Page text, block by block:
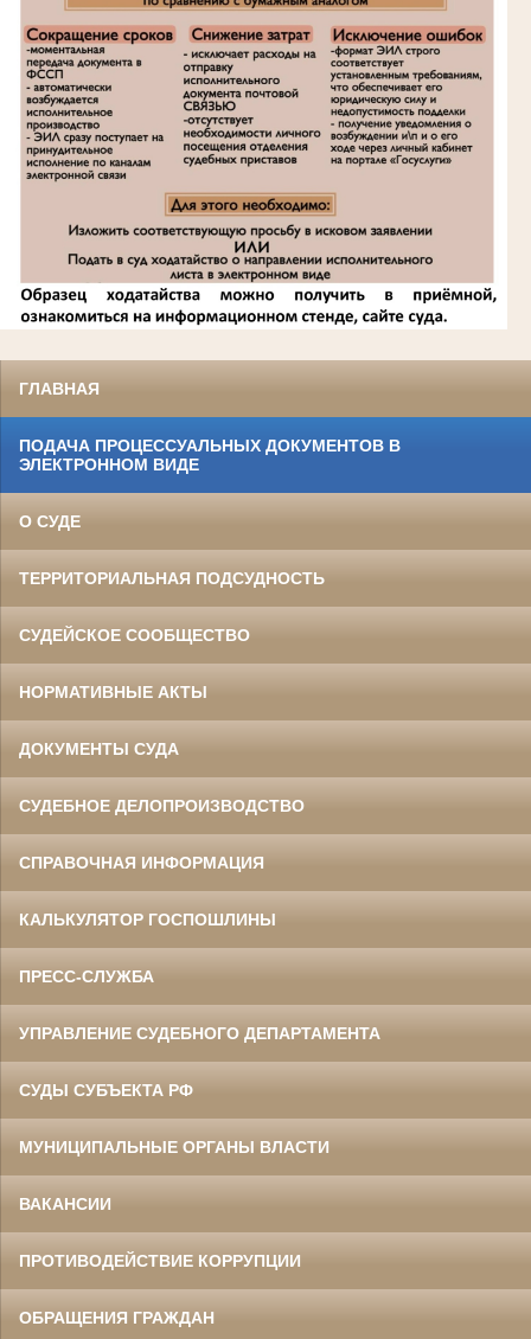
ГЛАВНАЯ
ПОДАЧА ПРОЦЕССУАЛЬНЫХ ДОКУМЕНТОВ В
ЭЛЕКТРОННОМ ВИДЕ
О СУДЕ
ТЕРРИТОРИАЛЬНАЯ ПОДСУДНОСТЬ
СУДЕЙСКОЕ СООБЩЕСТВО
НОРМАТИВНЫЕ АКТЫ
ДОКУМЕНТЫ СУДА
СУДЕБНОЕ ДЕЛОПРОИЗВОДСТВО
СПРАВОЧНАЯ ИНФОРМАЦИЯ
КАЛЬКУЛЯТОР ГОСПОШЛИНЫ
ПРЕСС-СЛУЖБА
УПРАВЛЕНИЕ СУДЕБНОГО ДЕПАРТАМЕНТА
СУДЫ СУБЪЕКТА РФ
МУНИЦИПАЛЬНЫЕ ОРГАНЫ ВЛАСТИ
ВАКАНСИИ
ПРОТИВОДЕЙСТВИЕ КОРРУПЦИИ
ОБРАЩЕНИЯ ГРАЖДАН